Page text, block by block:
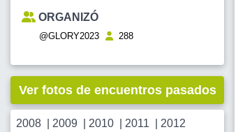
ORGANIZÓ
@GLORY2023 288
Ver fotos de encuentros pasados
2008 2009 2010 2011
2012